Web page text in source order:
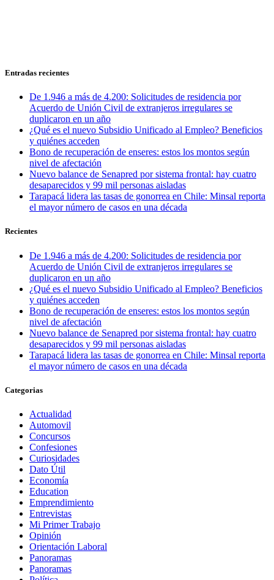
Entradas recientes
De 1.946 a más de 4.200: Solicitudes de residencia por
Acuerdo de Unión Civil de extranjeros irregulares se
duplicaron en un año
¿Qué es el nuevo Subsidio Unificado al Empleo? Beneficios
y quiénes acceden
Bono de recuperación de enseres: estos los montos según
nivel de afectación
Nuevo balance de Senapred por sistema frontal: hay cuatro
desaparecidos y 99 mil personas aisladas
Tarapacá lidera las tasas de gonorrea en Chile: Minsal reporta
el mayor número de casos en una década
Recientes
De 1.946 a más de 4.200: Solicitudes de residencia por
Acuerdo de Unión Civil de extranjeros irregulares se
duplicaron en un año
¿Qué es el nuevo Subsidio Unificado al Empleo? Beneficios
y quiénes acceden
Bono de recuperación de enseres: estos los montos según
nivel de afectación
Nuevo balance de Senapred por sistema frontal: hay cuatro
desaparecidos y 99 mil personas aisladas
Tarapacá lidera las tasas de gonorrea en Chile: Minsal reporta
el mayor número de casos en una década
Categorias
Actualidad
Automovil
Concursos
Confesiones
Curiosidades
Dato Útil
Economía
Education
Emprendimiento
Entrevistas
Mi Primer Trabajo
Opinión
Orientación Laboral
Panoramas
Panoramas